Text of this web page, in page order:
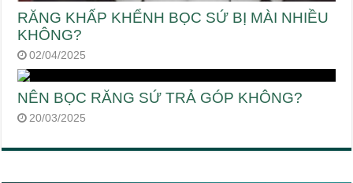
RĂNG KHẤP KHỂNH BỌC SỨ BỊ MÀI NHIỀU
KHÔNG?
02/04/2025
NÊN BỌC RĂNG SỨ TRẢ GÓP KHÔNG?
20/03/2025